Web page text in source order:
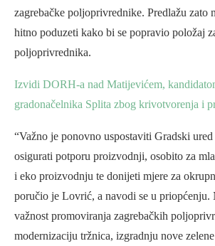
zagrebačke poljoprivrednike. Predlažu zato
hitno poduzeti kako bi se popravio položaj
poljoprivrednika.
Izvidi DORH-a nad Matijevićem,
gradonačelnika Splita zbog krivotvorenja i
“Važno je ponovno uspostaviti Gradski
osigurati potporu proizvodnji, osobito za
i eko proizvodnju te donijeti mjere za
poručio je Lovrić, a navodi se u priopćenju.
važnost promoviranja zagrebačkih
modernizaciju tržnica, izgradnju nove